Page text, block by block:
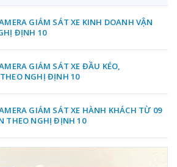
GIÁM SÁT XE KINH DOANH VẬN
ĐỊNH 10
GIÁM SÁT XE ĐẦU KÉO,
NGHỊ ĐỊNH 10
GIÁM SÁT XE HÀNH KHÁCH TỪ 09
THEO NGHỊ ĐỊNH 10